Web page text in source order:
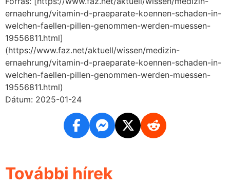
ernaehrung/vitamin-d-praeparate-koennen-schaden-in-
welchen-faellen-pillen-genommen-werden-muessen-
19556811.html]
(https://www.faz.net/aktuell/wissen/medizin-
ernaehrung/vitamin-d-praeparate-koennen-schaden-in-
welchen-faellen-pillen-genommen-werden-muessen-
19556811.html)
Dátum: 2025-01-24
További hírek